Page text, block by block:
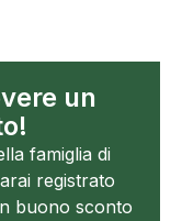
un
famiglia di
registrato
buono sconto